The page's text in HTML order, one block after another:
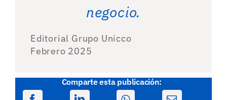
negocio.
Editorial Grupo Unicco
Febrero 2025
Comparte esta publicación: